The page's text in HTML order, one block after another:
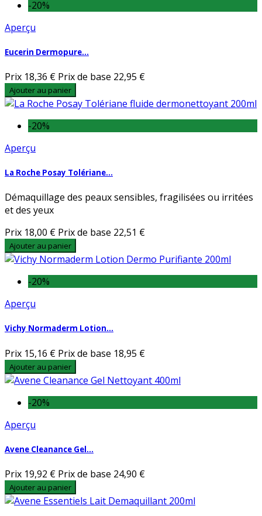
-20%
Aperçu
Eucerin Dermopure...
Prix 18,36 € Prix de base 22,95 €
Ajouter au panier
-20%
Aperçu
La Roche Posay Tolériane...
Démaquillage des peaux sensibles, fragilisées ou irritées
et des yeux
Prix 18,00 € Prix de base 22,51 €
Ajouter au panier
-20%
Aperçu
Vichy Normaderm Lotion...
Prix 15,16 € Prix de base 18,95 €
Ajouter au panier
-20%
Aperçu
Avene Cleanance Gel...
Prix 19,92 € Prix de base 24,90 €
Ajouter au panier